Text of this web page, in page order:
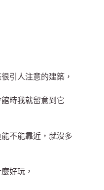
引人注意的建築，
時我就留意到它
不能靠近，就沒多
好玩，